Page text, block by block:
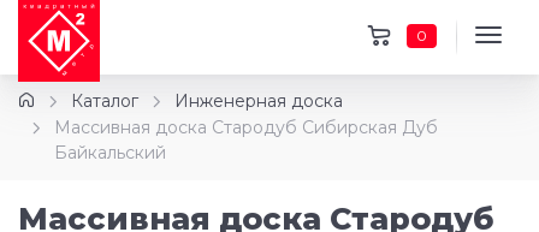
0
Каталог
Инженерная доска
Массивная доска Стародуб Сибирская Дуб
Байкальский
Массивная доска Стародуб